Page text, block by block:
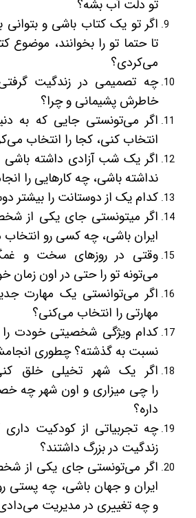
تو دلت آب بشه؟
اگر تو یک کتاب باشی و بتوانی
تا حتما تو را بخوانند، موضوع
می‌کردی؟
چه تصمیمی در زندگیت
خاطرش پشیمانی و چرا؟
اگر می‌تونستی جایی که به
انتخاب کنی، کجا را انتخاب
اگر یک شب آزادی داشته
نداشته باشی، چه کارهایی را
کدام یک از دوستانت را بیشتر
اگر میتونستی جای یکی از
ایران باشی، چه کسی رو
وقتی در روزهای سخت و
می‌تونه تو را حتی در اون زمان
اگر می‌توانستی یک مهارت
مهارتی را انتخاب می‌کنی؟
کدام ویژگی شخصیتی خودت را
نسبت به گذشته؟ چطوری
اگر یک شهر تخیلی خلق
را چی میزاری و اون شهر چه
داره؟
چه تجربیاتی از کودکیت داری
زندگیت در بزرگ داشتند؟
اگر می‌تونستی جای یکی از
ایران و جهان باشی، چه پستی
و چه تغییری در مدیریت